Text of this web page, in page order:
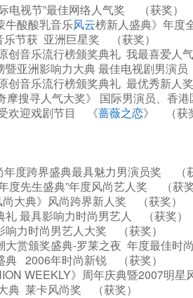
电视节”最佳网络人气奖 （获奖）
酸酸乳音乐风云榜新人盛典》年
节获 亚洲巨星奖 （获奖）
创音乐流行榜颁奖典礼 我最喜爱人
亚洲影响力大典 最佳电视剧男演
创音乐流行榜颁奖典礼 最优秀新
搜寻人气大奖》 国际男演员、香
欢迎戏剧节目 《蔷薇之恋》 （获
度跨界盛典最具魅力男演员奖 （
度先生盛典”年度风尚艺人奖 （获
大典》风尚跨界新人奖 （获奖）
最具影响力时尚男艺人 （获奖）
力时尚男艺人大奖 （获奖）
赏颁奖盛典-罗莱之夜 年度最佳
典 2006年时尚新锐 （获奖）
WEEKLY》周年庆典暨2007明
典 莱卡风尚奖 （获奖）